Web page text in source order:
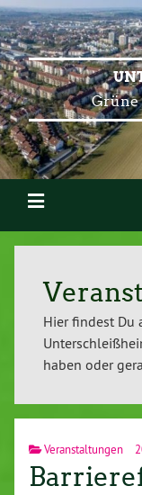
Grüne
Hier findest Du
haben oder
Veranstaltungen